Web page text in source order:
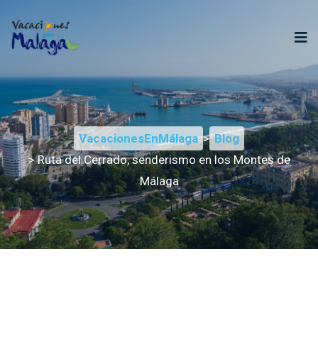
VacacionesEnMálaga > Blog
> Ruta del Cerrado, senderismo en los Montes de
Málaga